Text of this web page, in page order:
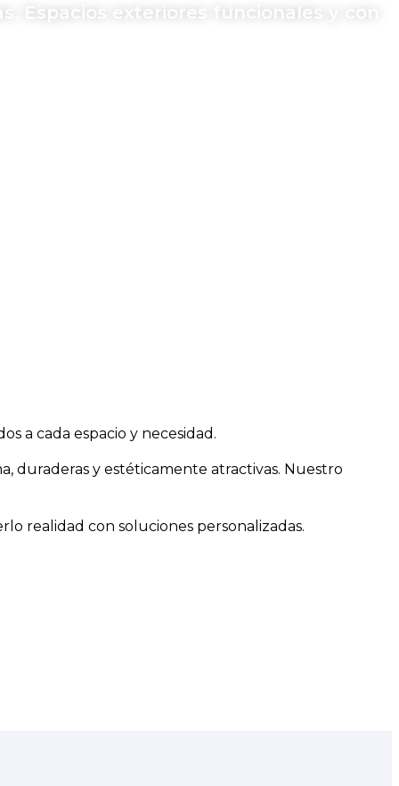
Espacios exteriores funcionales y con
a cada espacio y necesidad.
duraderas y estéticamente atractivas. Nuestro
realidad con soluciones personalizadas.